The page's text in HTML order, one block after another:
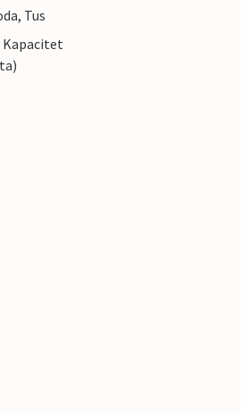
Tus
Kapacitet